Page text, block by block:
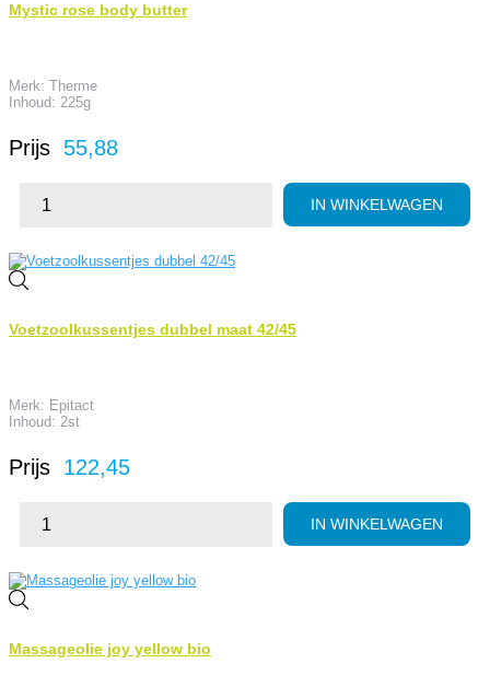
Mystic rose body butter
Merk: Therme
Inhoud: 225g
Prijs 55,88
IN WINKELWAGEN
Voetzoolkussentjes dubbel maat 42/45
Merk: Epitact
Inhoud: 2st
Prijs 122,45
IN WINKELWAGEN
Massageolie joy yellow bio